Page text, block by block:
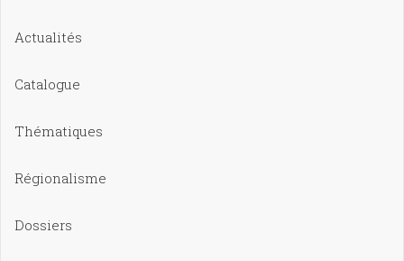
Actualités
Catalogue
Thématiques
Régionalisme
Dossiers